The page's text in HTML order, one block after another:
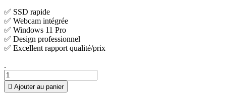
✅ SSD rapide
✅ Webcam intégrée
✅ Windows 11 Pro
✅ Design professionnel
✅ Excellent rapport qualité/prix
.
 Ajouter au panier